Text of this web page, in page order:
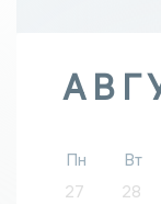
Пн Вт
27
28